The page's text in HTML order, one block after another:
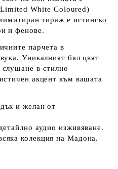
White Coloured)
тираж е истинско
и фенове.
парчета в
Уникалният бял цвят
в стилно
акцент към вашата
и желан от
аудио изживяване.
колекция на Мадона.